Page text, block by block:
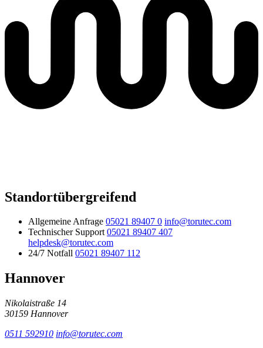
Standortübergreifend
Allgemeine Anfrage 05021 89407 0 info@torutec.com
Technischer Support 05021 89407 407
helpdesk@torutec.com
24/7 Notfall 05021 89407 112
Hannover
Nikolaistraße 14
30159 Hannover
0511 592910 info@torutec.com